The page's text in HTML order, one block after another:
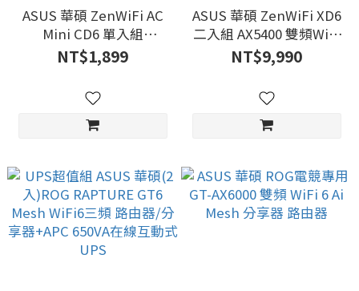
ASUS 華碩 ZenWiFi AC
Mini CD6 單入組
AC1500M 雙頻全屋網狀
WiFi路由器(白色)
NT$1,899
ASUS 華碩 ZenWiFi XD6
二入組 AX5400 雙頻WiFi
6全屋網狀WiFi路由器(白
色)
NT$9,990